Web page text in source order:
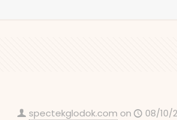
spectekglodok.com on 08/10/